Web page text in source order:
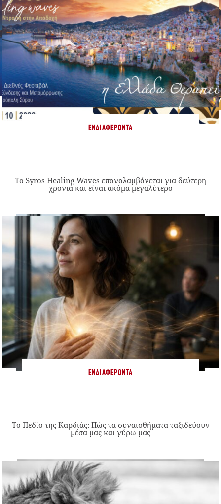
ΕΝΔΙΑΦΈΡΟΝΤΑ
Το Syros Healing Waves επαναλαμβάνεται για δεύτερη
χρονιά και είναι ακόμα μεγαλύτερο
ΕΝΔΙΑΦΈΡΟΝΤΑ
Το Πεδίο της Καρδιάς: Πώς τα συναισθήματα ταξιδεύουν
μέσα μας και γύρω μας